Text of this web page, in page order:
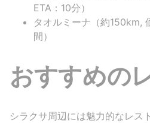
ETA：10分）
タオルミーナ（約150km,
間）
おすすめの
シラクサ周辺には魅力的なレス